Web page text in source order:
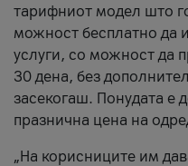
тарифниот модел што
можност бесплатно да
услуги, со можност да
30 дена, без
засекогаш. Понудата е
празнична цена на
„На корисниците им